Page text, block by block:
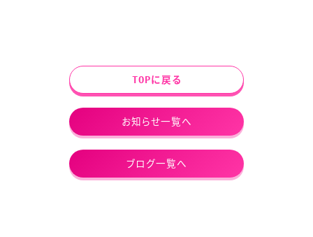
TOPに戻る
お知らせ一覧へ
ブログ一覧へ